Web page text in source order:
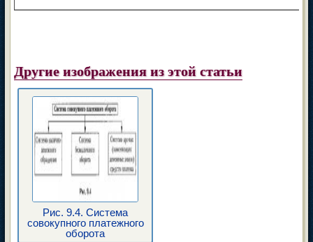
Другие изображения из этой статьи
Рис. 9.4. Система
совокупного платежного
оборота